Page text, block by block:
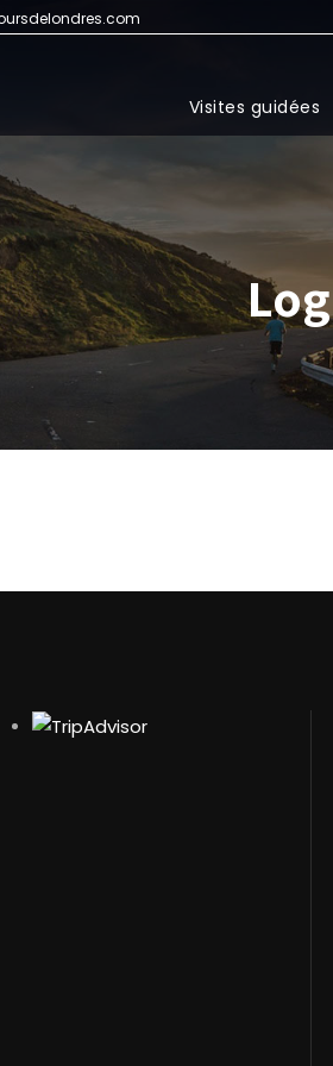
Visites guidées